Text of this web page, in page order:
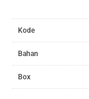
Kode
Bahan
Box